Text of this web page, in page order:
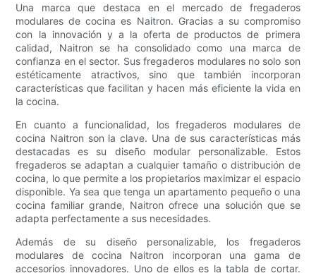
Una marca que destaca en el mercado de fregaderos
modulares de cocina es Naitron. Gracias a su compromiso
con la innovación y a la oferta de productos de primera
calidad, Naitron se ha consolidado como una marca de
confianza en el sector. Sus fregaderos modulares no solo son
estéticamente atractivos, sino que también incorporan
características que facilitan y hacen más eficiente la vida en
la cocina.
En cuanto a funcionalidad, los fregaderos modulares de
cocina Naitron son la clave. Una de sus características más
destacadas es su diseño modular personalizable. Estos
fregaderos se adaptan a cualquier tamaño o distribución de
cocina, lo que permite a los propietarios maximizar el espacio
disponible. Ya sea que tenga un apartamento pequeño o una
cocina familiar grande, Naitron ofrece una solución que se
adapta perfectamente a sus necesidades.
Además de su diseño personalizable, los fregaderos
modulares de cocina Naitron incorporan una gama de
accesorios innovadores. Uno de ellos es la tabla de cortar.